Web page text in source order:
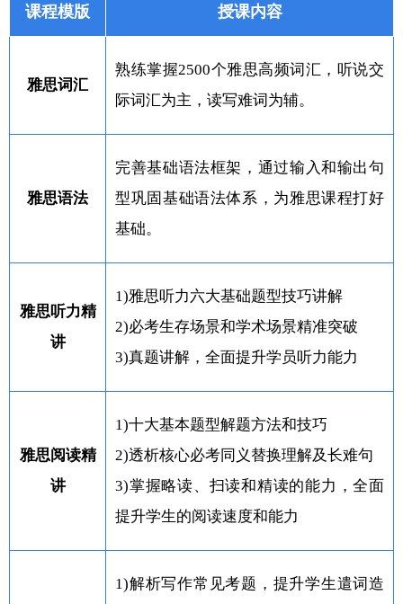
课程模版 授课内容
雅思词汇
熟练掌握2500个雅思高频词汇，听说交
际词汇为主，读写难词为辅。
雅思语法
完善基础语法框架，通过输入和输出句
型巩固基础语法体系，为雅思课程打好
基础。
雅思听力精
讲
1)雅思听力六大基础题型技巧讲解
2)必考生存场景和学术场景精准突破
3)真题讲解，全面提升学员听力能力
雅思阅读精
讲
1)十大基本题型解题方法和技巧
2)透析核心必考同义替换理解及长难句
3)掌握略读、扫读和精读的能力，全面
提升学生的阅读速度和能力
1)解析写作常见考题，提升学生遣词造